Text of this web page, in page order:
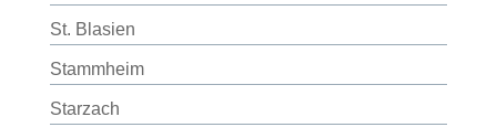
St. Blasien
Stammheim
Starzach